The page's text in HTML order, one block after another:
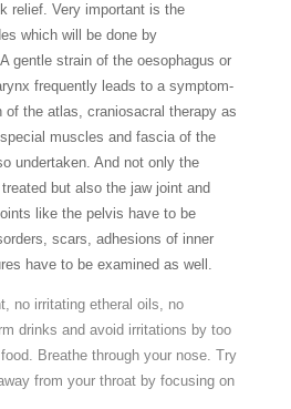
relief. Very important is the
which will be done by
gentle strain of the oesophagus or
frequently leads to a symptom-
of the atlas, craniosacral therapy as
muscles and fascia of the
undertaken. And not only the
but also the jaw joint and
like the pelvis have to be
scars, adhesions of inner
have to be examined as well.
no irritating etheral oils, no
drinks and avoid irritations by too
Breathe through your nose. Try
from your throat by focusing on